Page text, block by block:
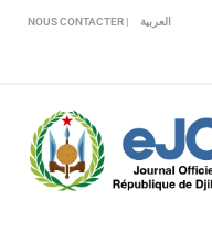
comprend
système
NOUS CONTACTER | العربية